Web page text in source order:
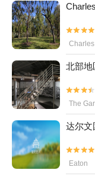
北部地
The
达尔文
Eaton